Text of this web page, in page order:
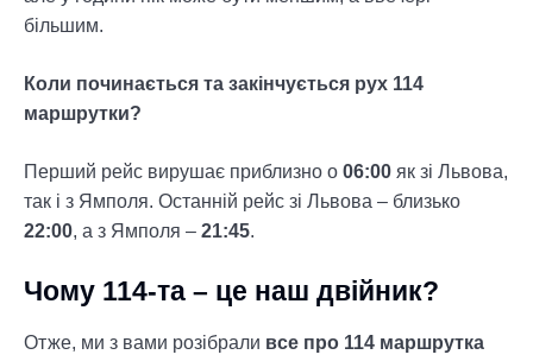
більшим.
Коли починається та закінчується рух 114
маршрутки?
Перший рейс вирушає приблизно о 06:00 як зі Львова,
так і з Ямполя. Останній рейс зі Львова – близько
22:00, а з Ямполя – 21:45.
Чому 114-та – це наш двійник?
Отже, ми з вами розібрали все про 114 маршрутка